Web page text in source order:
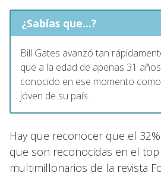
¿Sabías que...?
Bill Gates avanzó tan
que a la edad de apenas 31
conocido en ese momento
jóven de su país.
Hay que reconocer que el
que son reconocidas en el
multimillonarios de la revista